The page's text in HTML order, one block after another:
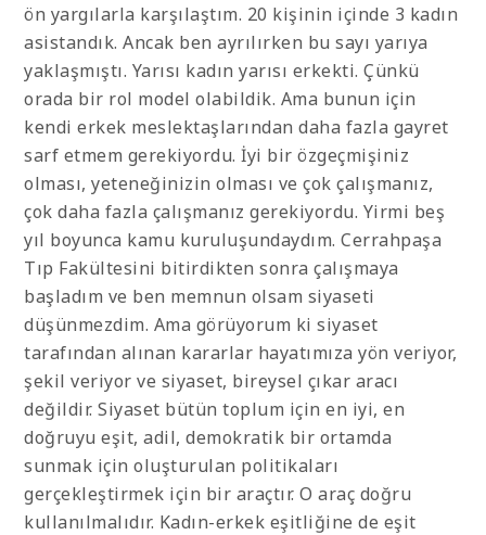
ön yargılarla karşılaştım. 20 kişinin içinde 3 kadın
asistandık. Ancak ben ayrılırken bu sayı yarıya
yaklaşmıştı. Yarısı kadın yarısı erkekti. Çünkü
orada bir rol model olabildik. Ama bunun için
kendi erkek meslektaşlarından daha fazla gayret
sarf etmem gerekiyordu. İyi bir özgeçmişiniz
olması, yeteneğinizin olması ve çok çalışmanız,
çok daha fazla çalışmanız gerekiyordu. Yirmi beş
yıl boyunca kamu kuruluşundaydım. Cerrahpaşa
Tıp Fakültesini bitirdikten sonra çalışmaya
başladım ve ben memnun olsam siyaseti
düşünmezdim. Ama görüyorum ki siyaset
tarafından alınan kararlar hayatımıza yön veriyor,
şekil veriyor ve siyaset, bireysel çıkar aracı
değildir. Siyaset bütün toplum için en iyi, en
doğruyu eşit, adil, demokratik bir ortamda
sunmak için oluşturulan politikaları
gerçekleştirmek için bir araçtır. O araç doğru
kullanılmalıdır. Kadın-erkek eşitliğine de eşit